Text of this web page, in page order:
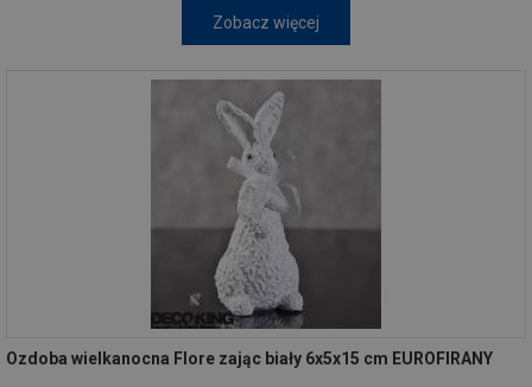
Zobacz więcej
Ozdoba wielkanocna Flore zając biały 6x5x15 cm EUROFIRANY